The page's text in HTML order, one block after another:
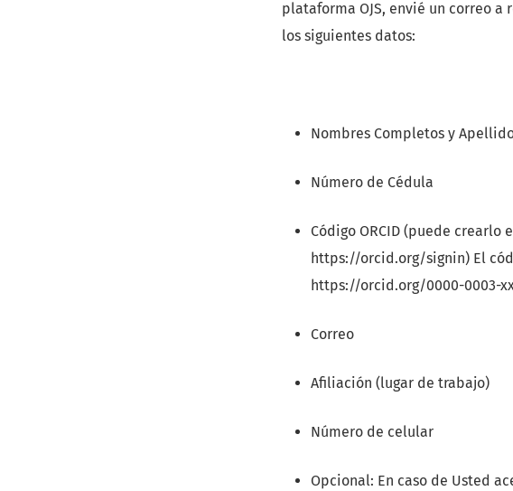
plataforma OJS, envié un correo
los siguientes datos:
Nombres Completos y
Número de Cédula
Código ORCID (puede
https://orcid.org/signin) El
https://orcid.org/0000-0003-
Correo
Afiliación (lugar de trabajo)
Número de celular
Opcional: En caso de Usted